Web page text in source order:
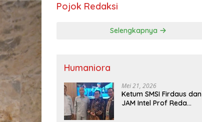
Pojok Redaksi
Selengkapnya
Humaniora
Mei 21, 2026
Ketum SMSI Firdaus dan
JAM Intel Prof Reda